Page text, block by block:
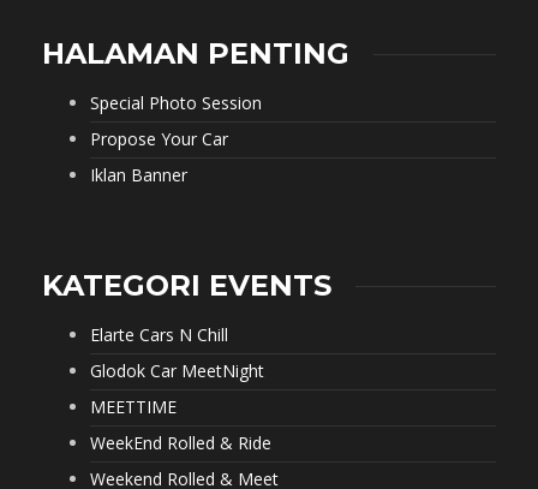
HALAMAN PENTING
Special Photo Session
Propose Your Car
Iklan Banner
KATEGORI EVENTS
Elarte Cars N Chill
Glodok Car MeetNight
MEETTIME
WeekEnd Rolled & Ride
Weekend Rolled & Meet